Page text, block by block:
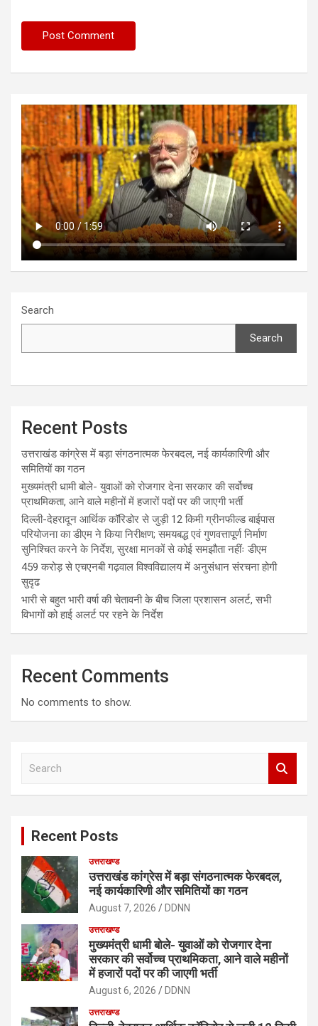
Search
Search
Recent Posts
उत्तराखंड कांग्रेस में बड़ा संगठनात्मक फेरबदल, नई कार्यकारिणी और
समितियों का गठन
मुख्यमंत्री धामी बोले- युवाओं को रोजगार देना सरकार की सर्वोच्च
प्राथमिकता, आने वाले महीनों में हजारों पदों पर की जाएगी भर्ती
दिल्ली-देहरादून आर्थिक कॉरिडोर से जुड़ी 12 किमी ग्रीनफील्ड बाईपास
परियोजना का डीएम ने किया निरीक्षण; समयबद्ध एवं गुणवत्तापूर्ण निर्माण
सुनिश्चित करने के निर्देश, सुरक्षा मानकों से कोई समझौता नहींः डीएम
459 करोड़ से एचएनबी गढ़वाल विश्वविद्यालय में अनुसंधान संरचना होगी
सुदृढ
भारी से बहुत भारी वर्षा की चेतावनी के बीच जिला प्रशासन अलर्ट, सभी
विभागों को हाई अलर्ट पर रहने के निर्देश
Recent Comments
No comments to show.
Recent Posts
उत्तराखण्ड
उत्तराखंड कांग्रेस में बड़ा संगठनात्मक फेरबदल,
नई कार्यकारिणी और समितियों का गठन
August 7, 2026 DDNN
उत्तराखण्ड
मुख्यमंत्री धामी बोले- युवाओं को रोजगार देना
सरकार की सर्वोच्च प्राथमिकता, आने वाले महीनों
में हजारों पदों पर की जाएगी भर्ती
August 6, 2026 DDNN
उत्तराखण्ड